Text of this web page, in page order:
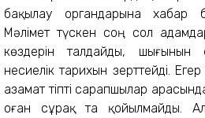
бақылау органдарына хабар
Мәлімет түскен соң сол
көздерін талдайды, шығынын
несиелік тарихын зерттейді.
азамат тіпті сарапшылар
оған сұрақ та қойылмайды.